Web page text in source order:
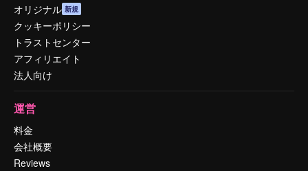
オリジナル 新規
クッキーポリシー
トラストセンター
アフィリエイト
法人向け
運営
料金
会社概要
Reviews